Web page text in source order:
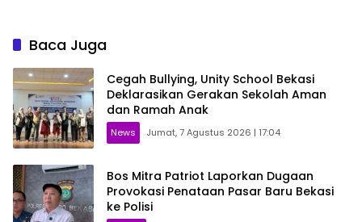
Baca Juga
Cegah Bullying, Unity School Bekasi
Deklarasikan Gerakan Sekolah Aman
dan Ramah Anak
News Jumat, 7 Agustus 2026 | 17:04
Bos Mitra Patriot Laporkan Dugaan
Provokasi Penataan Pasar Baru Bekasi
ke Polisi